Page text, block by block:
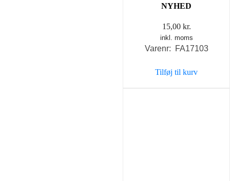
NYHED
15,00 kr.
inkl. moms
Varenr: FA17103
Tilføj til kurv